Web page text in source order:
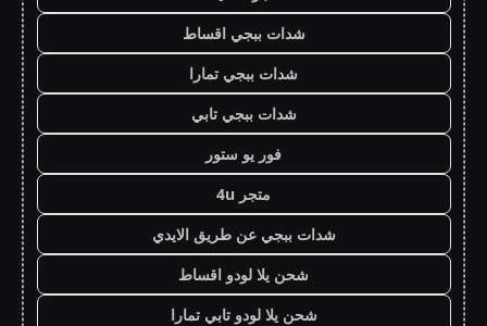
شدات ببجي اقساط
شدات ببجي تمارا
شدات ببجي تابي
فور يو ستور
متجر 4u
شدات ببجي عن طريق الايدي
شحن يلا لودو اقساط
شحن يلا لودو تابي تمارا